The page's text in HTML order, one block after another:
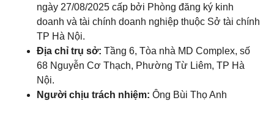
ngày 27/08/2025 cấp bởi Phòng đăng ký kinh
doanh và tài chính doanh nghiệp thuộc Sở tài chính
TP Hà Nội.
Địa chỉ trụ sở: Tầng 6, Tòa nhà MD Complex, số
68 Nguyễn Cơ Thạch, Phường Từ Liêm, TP Hà
Nội.
Người chịu trách nhiệm: Ông Bùi Thọ Anh